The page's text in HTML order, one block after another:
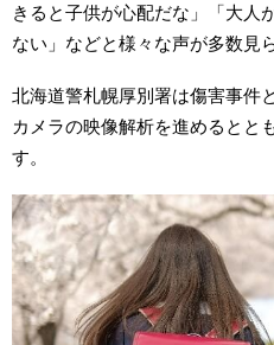
きると子供が心配だな」「大人
ない」などと様々な声が多数見
北海道警札幌厚別署は傷害事件
カメラの映像解析を進めるとと
す。